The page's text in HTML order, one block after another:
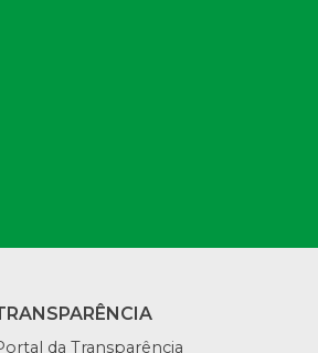
da Transparência